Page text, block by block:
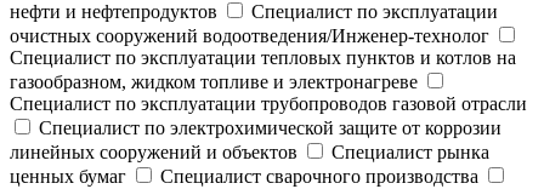
нефти и нефтепродуктов
Специалист по эксплуатации
очистных сооружений водоотведения/Инженер-технолог
Специалист по эксплуатации тепловых пунктов и котлов на
газообразном, жидком топливе и электронагреве
Специалист по эксплуатации трубопроводов газовой отрасли
Специалист по электрохимической защите от коррозии
линейных сооружений и объектов
Специалист рынка
ценных бумаг
Специалист сварочного производства